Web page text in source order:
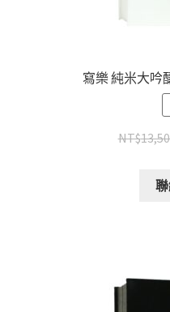
寫樂 純米大吟
NT$